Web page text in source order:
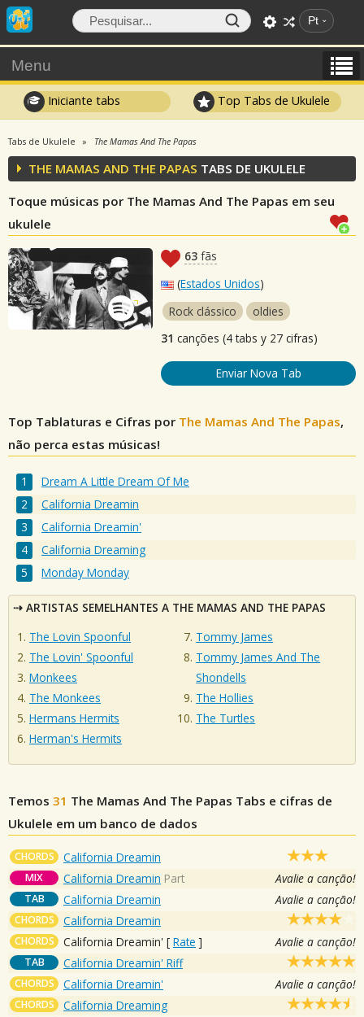
Pt
Menu
Iniciante tabs Top Tabs de Ukulele
Tabs de Ukulele The Mamas And The Papas
THE MAMAS AND THE PAPAS TABS DE UKULELE
Toque músicas por The Mamas And The Papas em seu
ukulele
63 fãs
(Estados Unidos)
Rock clássico
oldies
31 canções (4 tabs y 27 cifras)
Enviar Nova Tab
Top Tablaturas e Cifras por The Mamas And The Papas,
não perca estas músicas!
Dream A Little Dream Of Me
California Dreamin
California Dreamin'
California Dreaming
Monday Monday
ARTISTAS SEMELHANTES A THE MAMAS AND THE PAPAS
The Lovin Spoonful
The Lovin' Spoonful
Monkees
The Monkees
Hermans Hermits
Herman's Hermits
Tommy James
Tommy James And The
Shondells
The Hollies
The Turtles
Temos 31 The Mamas And The Papas Tabs e cifras de
Ukulele em um banco de dados
CHORDS California Dreamin
MIX California Dreamin Part Avalie a canção!
TAB California Dreamin Avalie a canção!
CHORDS California Dreamin
CHORDS California Dreamin' [ Rate ] Avalie a canção!
TAB California Dreamin' Riff
CHORDS California Dreamin' Avalie a canção!
CHORDS California Dreaming